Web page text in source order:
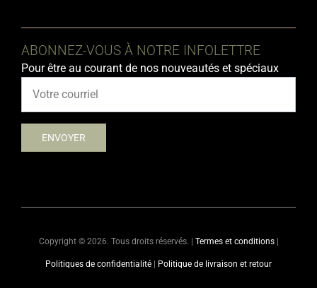
ABONNEZ-VOUS À NOTRE INFOLETTRE
Pour être au courant de nos nouveautés et spéciaux
Copyright © 2026. Tous droits réservés. | Termes et conditions|
Politiques de confidentialité | Politique de livraison et retour